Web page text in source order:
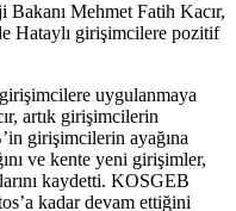
Mehmet Fatih Kacır,
Hataylı girişimcilere pozitif
uygulanmaya
artık girişimcilerin
girişimcilerin ayağına
ve kente yeni girişimler,
kaydetti. KOSGEB
kadar devam ettiğini